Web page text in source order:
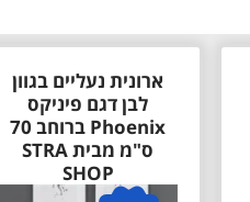
ארונית נעליים בגוון
לבן דגם פיניקס
Phoenix ברוחב 70
ס"מ מבית STRA
SHOP